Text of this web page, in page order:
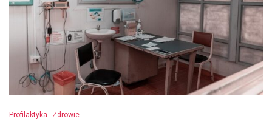
Profilaktyka Zdrowie